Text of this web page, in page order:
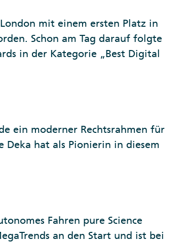
mit einem ersten Platz in
Schon am Tag darauf folgte
in der Kategorie „Best Digital
ein moderner Rechtsrahmen für
Deka hat als Pionierin in diesem
Fahren pure Science
an den Start und ist bei